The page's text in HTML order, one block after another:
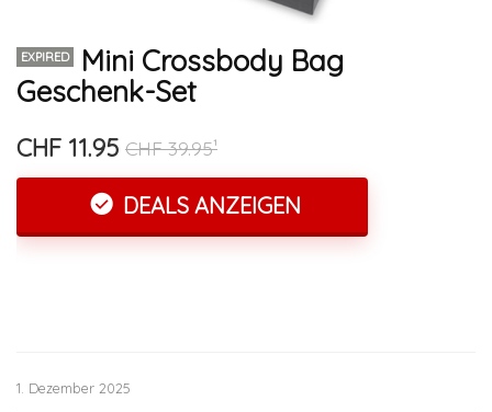
EXPIRED
Mini Crossbody Bag
Geschenk-Set
CHF 11.95 CHF 39.95¹
DEALS ANZEIGEN
1. Dezember 2025